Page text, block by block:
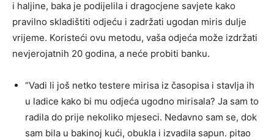
i haljine, baka je podijelila i dragocjene savjete kako
pravilno skladištiti odjeću i zadržati ugodan miris dulje
vrijeme. Koristeći ovu metodu, vaša odjeća može izdržati
nevjerojatnih 20 godina, a neće probiti banku.
“Vadi li još netko testere mirisa iz časopisa i stavlja ih
u ladice kako bi mu odjeća ugodno mirisala? Ja sam to
radila do prije nekoliko mjeseci. Nedavno sam se, dok
sam bila u bakinoj kući, obukla i izvadila sapun. pitao